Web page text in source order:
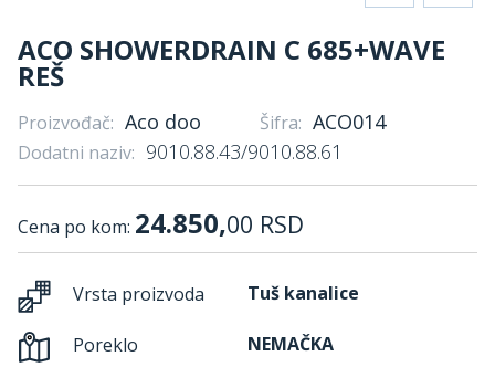
ACO SHOWERDRAIN C 685+WAVE
REŠ
Proizvođač: Aco doo Šifra: ACO014
Dodatni naziv: 9010.88.43/9010.88.61
Cena po kom: 24.850,00 RSD
Vrsta proizvoda Tuš kanalice
Poreklo NEMAČKA